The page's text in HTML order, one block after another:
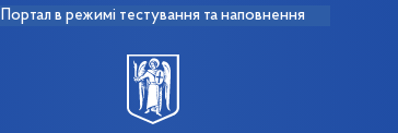
Портал в режимі тестування та наповнення